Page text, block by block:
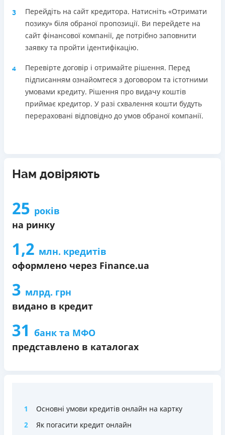
3
Перейдіть на сайт кредитора. Натисніть «Отримати
позику» біля обраної пропозиції. Ви перейдете на
сайт фінансової компанії, де потрібно заповнити
заявку та пройти ідентифікацію.
4
Перевірте договір і отримайте рішення. Перед
підписанням ознайомтеся з договором та істотними
умовами кредиту. Рішення про видачу коштів
приймає кредитор. У разі схвалення кошти будуть
перераховані відповідно до умов обраної компанії.
Нам довіряють
25 років
на ринку
1,2 млн. кредитів
оформлено через Finance.ua
3 млрд. грн
видано в кредит
31 банк та МФО
представлено в каталогах
1
Основні умови кредитів онлайн на картку
2
Як погасити кредит онлайн